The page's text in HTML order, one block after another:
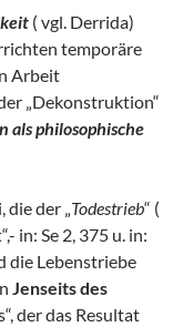
( vgl. Derrida)
temporäre
Arbeit
„Dekonstruktion“
als philosophische
die der „Todestrieb“ (
in: Se 2, 375 u. in:
die Lebenstriebe
Jenseits des
der das Resultat